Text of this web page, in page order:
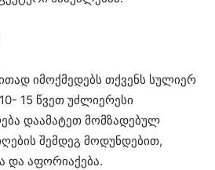
იმოქმედებს თქვენს სულიერ
15 წვეთ უძლიერესი
დაამატეთ მომზადებულ
შემდეგ მოდუნდებით,
და აფორიაქება.